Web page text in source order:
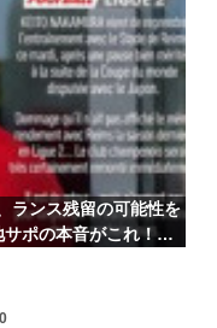
ランス残留の可能性を
ポの本音がこれ！